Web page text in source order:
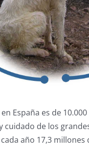
España es de
de los
año 17,3